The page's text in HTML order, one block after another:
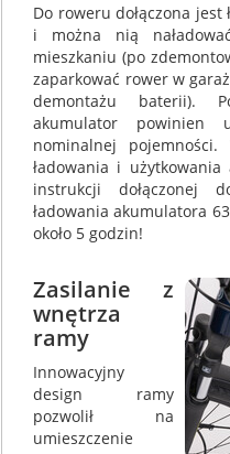
Do roweru dołączona jest
i można nią
mieszkaniu (po
zaparkować rower w
demontażu baterii).
akumulator powinien
nominalnej
ładowania i
instrukcji dołączonej
ładowania akumulatora
około 5 godzin!
Zasilanie z
wnętrza
ramy
Innowacyjny
design ramy
pozwolił na
umieszczenie